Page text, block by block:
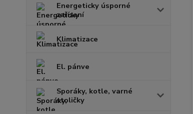
Energeticky úsporné
zařízení
Klimatizace
El. pánve
Sporáky, kotle, varné
stoličky